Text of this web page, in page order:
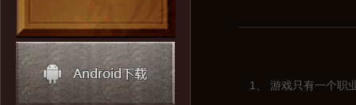
1、 游戏只有一个职